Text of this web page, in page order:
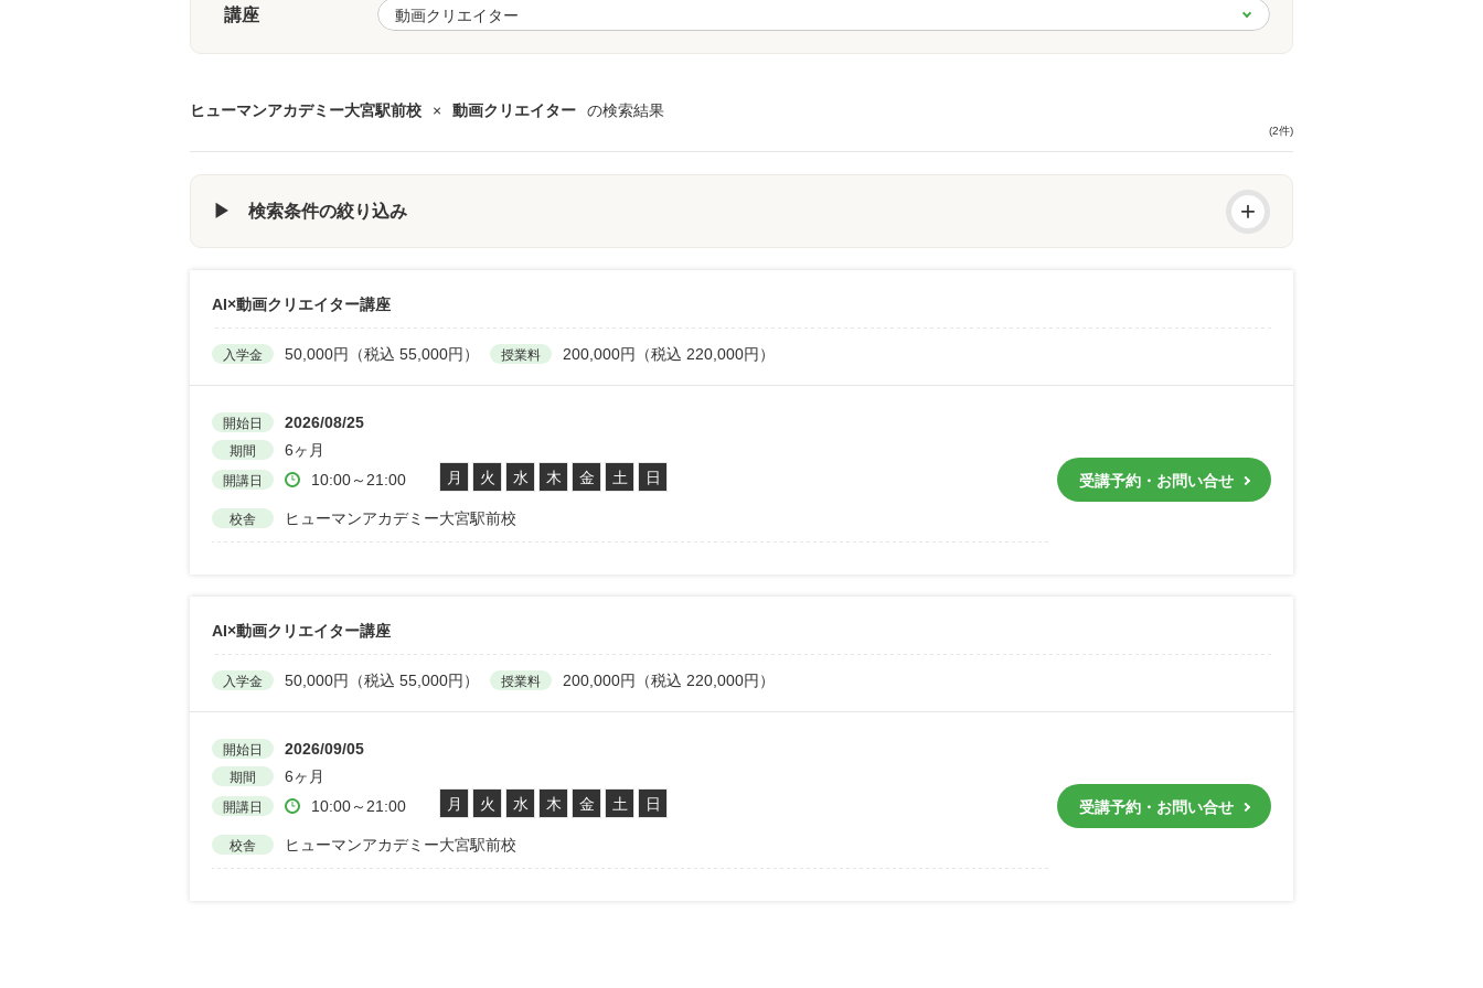
講座
ヒューマンアカデミー大宮駅前校 × 動画クリエイター の検索結果
(2件)
▶ 検索条件の絞り込み +
AI×動画クリエイター講座
入学金 50,000円（税込 55,000円） 授業料 200,000円（税込 220,000円）
開始日 2026/08/25
期間 6ヶ月
開講日 10:00～21:00 月 火 水 木 金 土 日
校舎 ヒューマンアカデミー大宮駅前校
受講予約・お問い合せ
AI×動画クリエイター講座
入学金 50,000円（税込 55,000円） 授業料 200,000円（税込 220,000円）
開始日 2026/09/05
期間 6ヶ月
開講日 10:00～21:00 月 火 水 木 金 土 日
校舎 ヒューマンアカデミー大宮駅前校
受講予約・お問い合せ